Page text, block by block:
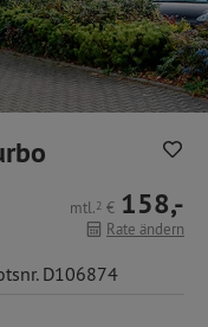
mtl.2 € 158,-
Rate ändern
D106874